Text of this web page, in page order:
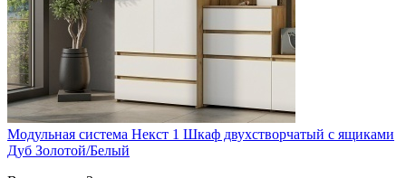
Модульная система Некст 1 Шкаф двухстворчатый с ящиками
Дуб Золотой/Белый